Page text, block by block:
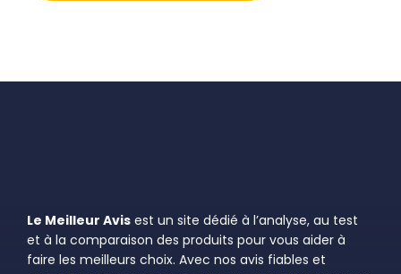
Le Meilleur Avis est un site dédié à l’analyse, au test
et à la comparaison des produits pour vous aider à
faire les meilleurs choix. Avec nos avis fiables et